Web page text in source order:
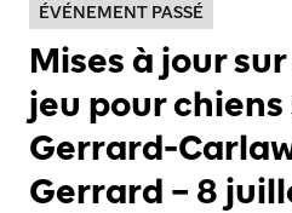
ÉVÉNEMENT PASSÉ
Mises à jour
jeu pour
Gerrard-
Gerrard – 8